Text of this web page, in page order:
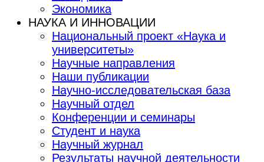
Экономика
НАУКА И ИННОВАЦИИ
Национальный проект «Наука и
университеты»
Научные направления
Наши публикации
Научно-исследовательская база
Научный отдел
Конференции и семинары
Студент и наука
Научный журнал
Результаты научной деятельности